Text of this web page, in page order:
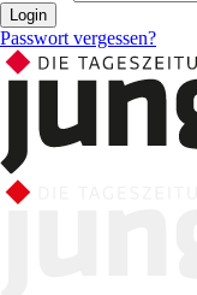
Login
Passwort vergessen?